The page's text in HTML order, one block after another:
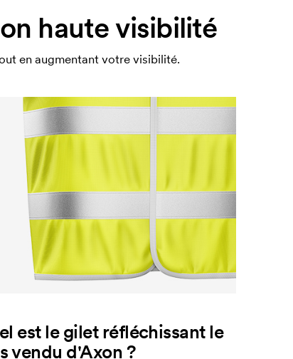
haute visibilité
en augmentant votre visibilité.
est le gilet réfléchissant le
vendu d'Axon ?